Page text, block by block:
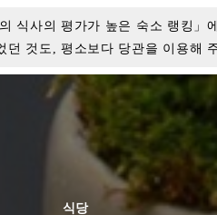
식사의 평가가 높은 숙소 랭킹」
던 것도, 평소보다 당관을 이용해
식당